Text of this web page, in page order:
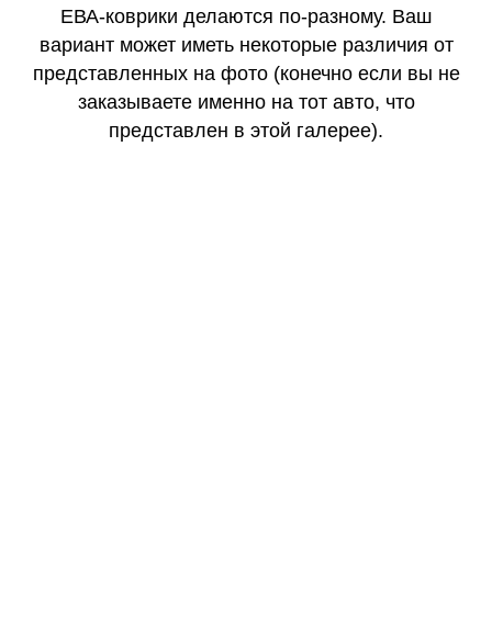
ЕВА-коврики делаются по-разному. Ваш
вариант может иметь некоторые различия от
представленных на фото (конечно если вы не
заказываете именно на тот авто, что
представлен в этой галерее).